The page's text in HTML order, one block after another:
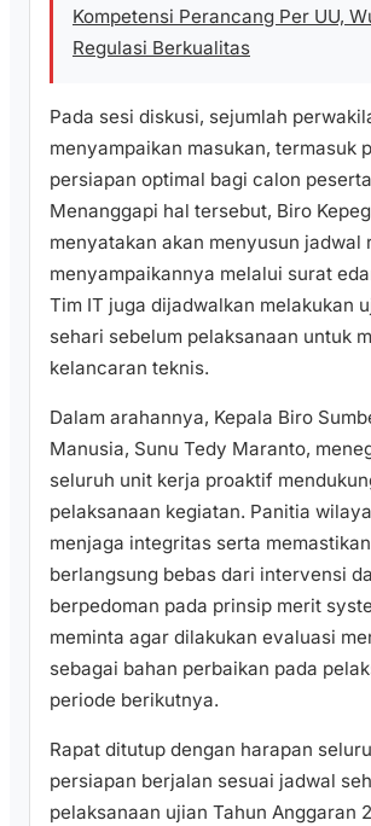
Kompetensi Perancang Per UU,
Regulasi Berkualitas
Pada sesi diskusi, sejumlah
menyampaikan masukan, termasuk
persiapan optimal bagi calon
Menanggapi hal tersebut, Biro
menyatakan akan menyusun jadwal
menyampaikannya melalui surat
Tim IT juga dijadwalkan melakukan
sehari sebelum pelaksanaan untuk
kelancaran teknis.
Dalam arahannya, Kepala Biro
Manusia, Sunu Tedy Maranto,
seluruh unit kerja proaktif
pelaksanaan kegiatan. Panitia
menjaga integritas serta
berlangsung bebas dari intervensi
berpedoman pada prinsip merit
meminta agar dilakukan evaluasi
sebagai bahan perbaikan pada
periode berikutnya.
Rapat ditutup dengan harapan
persiapan berjalan sesuai jadwal
pelaksanaan ujian Tahun Anggaran